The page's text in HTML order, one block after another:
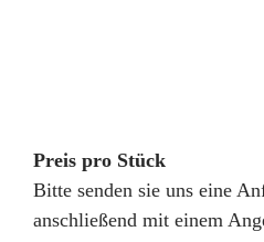
Preis pro Stück
Bitte senden sie uns eine
anschließend mit einem